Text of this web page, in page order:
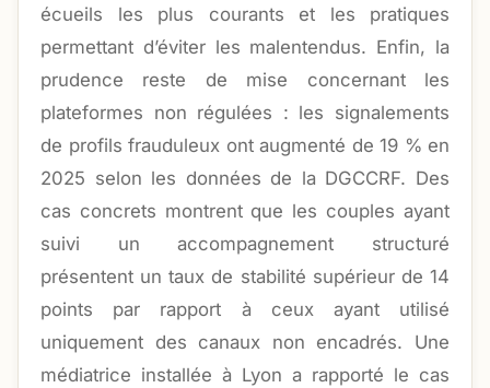
écueils les plus courants et les pratiques
permettant d’éviter les malentendus. Enfin, la
prudence reste de mise concernant les
plateformes non régulées : les signalements
de profils frauduleux ont augmenté de 19 % en
2025 selon les données de la DGCCRF. Des
cas concrets montrent que les couples ayant
suivi un accompagnement structuré
présentent un taux de stabilité supérieur de 14
points par rapport à ceux ayant utilisé
uniquement des canaux non encadrés. Une
médiatrice installée à Lyon a rapporté le cas